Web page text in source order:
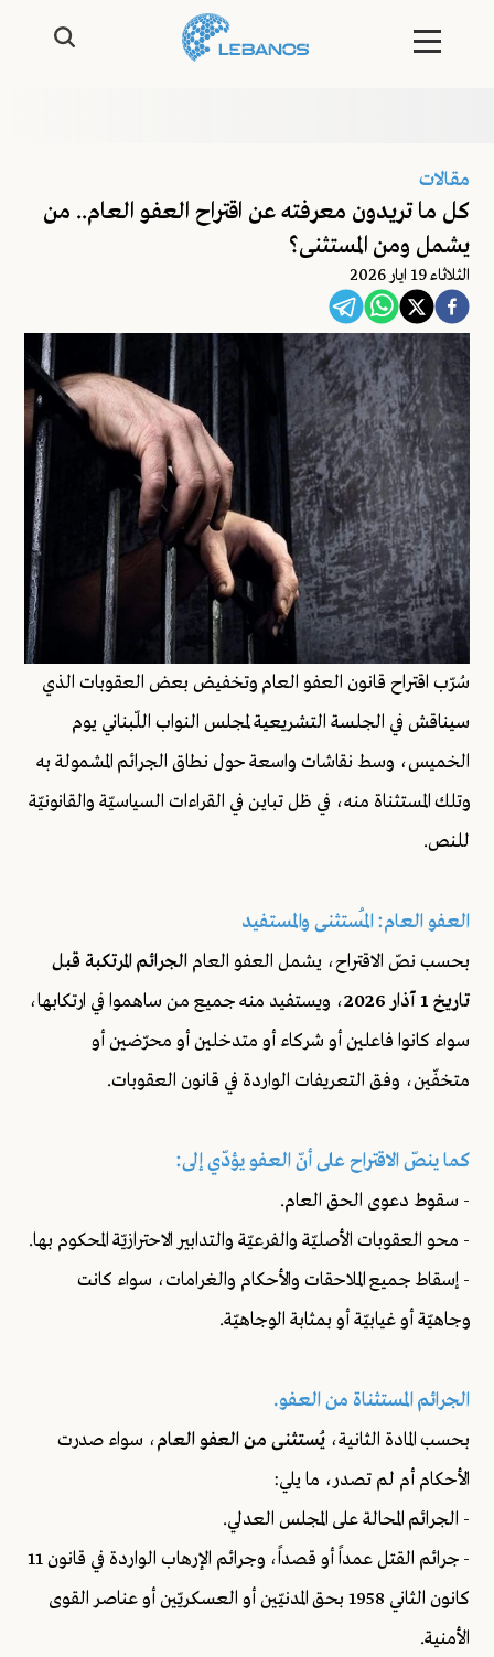
مقالات
كل ما تريدون معرفته عن اقتراح العفو العام.. من
يشمل ومن المستثنى؟
الثلاثاء 19 ايار 2026
سُرّب اقتراح قانون العفو العام وتخفيض بعض العقوبات الذي
سيناقش في الجلسة التشريعية لمجلس النواب اللّبناني يوم
الخميس، وسط نقاشات واسعة حول نطاق الجرائم المشمولة به
وتلك المستثناة منه، في ظل تباين في القراءات السياسيّة والقانونيّة
للنص.
العفو العام: المُستثنى والمستفيد
بحسب نصّ الاقتراح، يشمل العفو العامالجرائم المرتكبة قبل
تاريخ 1 آذار 2026
، ويستفيد منه جميع من ساهموا في ارتكابها،
سواء كانوا فاعلين أو شركاء أو متدخلين أو محرّضين أو
متخفّين، وفق التعريفات الواردة في قانون العقوبات.
كما ينصّ الاقتراح على أنّ العفو يؤدّي إلى:
- سقوط دعوى الحق العام.
- محو العقوبات الأصليّة والفرعيّة والتدابير الاحترازيّة المحكوم بها.
- إسقاط جميع الملاحقات والأحكام والغرامات، سواء كانت
وجاهيّة أو غيابيّة أو بمثابة الوجاهيّة.
الجرائم المستثناة من العفو.
بحسب المادة الثانية،يُستثنى من العفو العام، سواء صدرت
الأحكام أم لم تصدر، ما يلي:
- الجرائم المحالة على المجلس العدلي.
- جرائم القتل عمداً أو قصداً، وجرائم الإرهاب الواردة في قانون 11
كانون الثاني 1958 بحق المدنيّين أو العسكريّين أو عناصر القوى
الأمنية.